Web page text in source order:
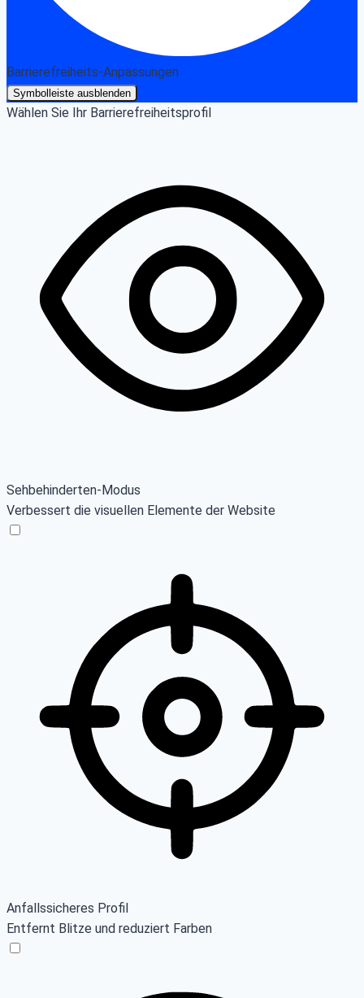
Barrierefreiheits-Anpassungen
Symbolleiste ausblenden
Wählen Sie Ihr Barrierefreiheitsprofil
Sehbehinderten-Modus
Verbessert die visuellen Elemente der Website
Anfallssicheres Profil
Entfernt Blitze und reduziert Farben